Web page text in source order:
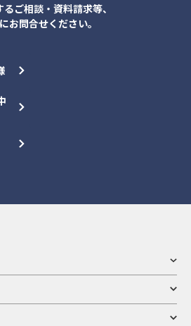
ご相談・資料請求等、
お問合せください。